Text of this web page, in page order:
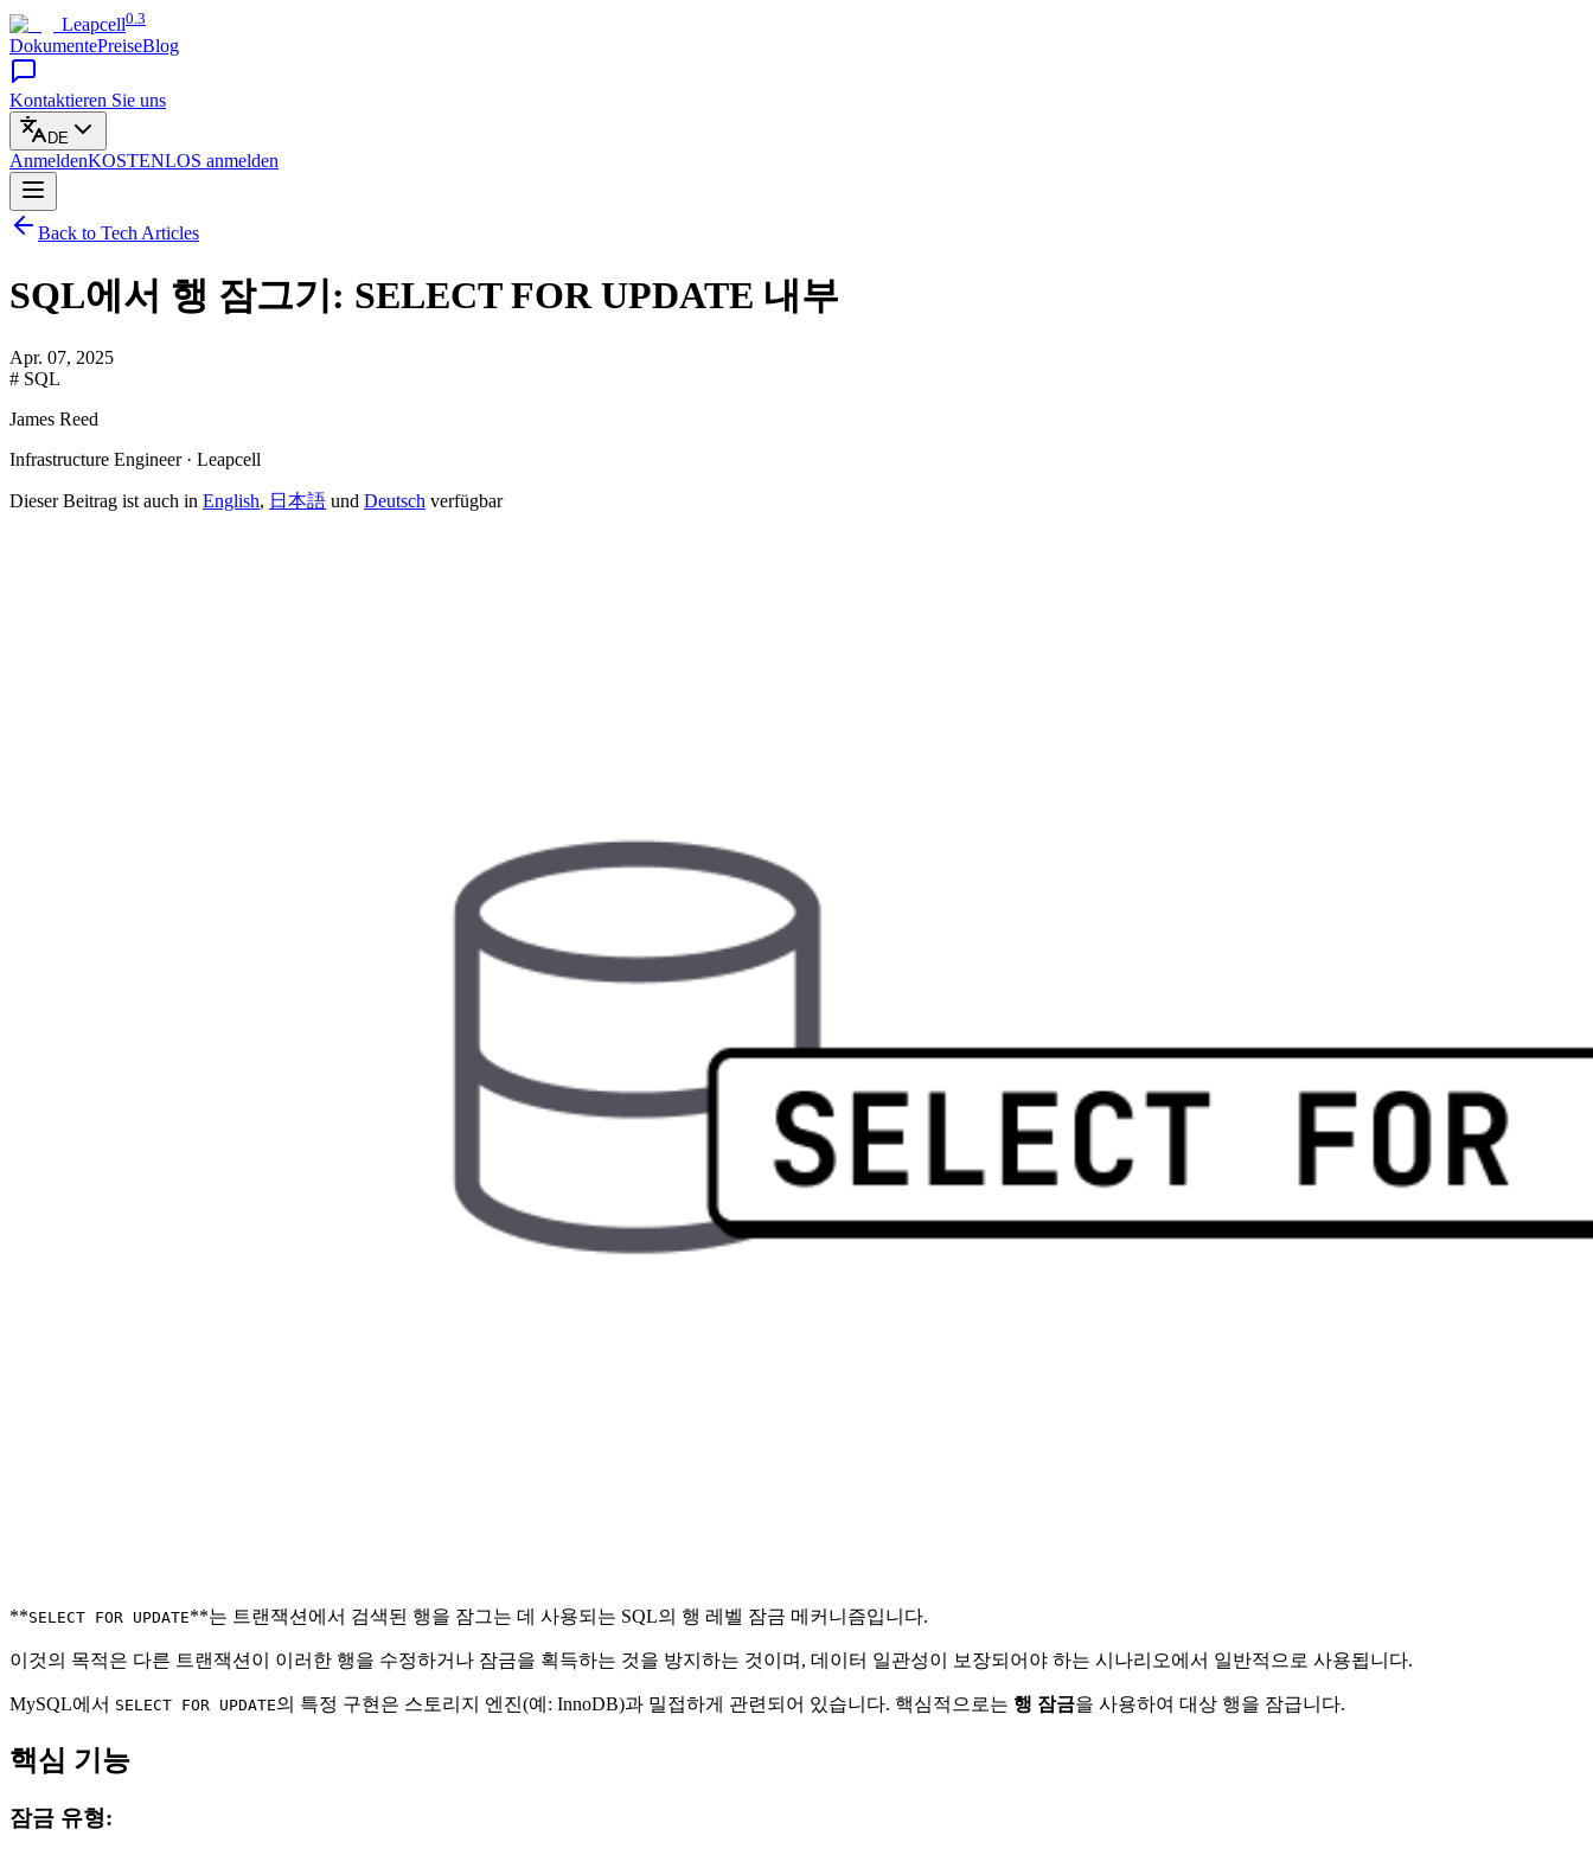
Leapcell0.3
DokumentePreiseBlog
Kontaktieren Sie uns
DE
AnmeldenKOSTENLOS anmelden
Back to Tech Articles
SQL에서 행 잠그기: SELECT FOR UPDATE 내부
Apr. 07, 2025
# SQL
James Reed
Infrastructure Engineer · Leapcell
Dieser Beitrag ist auch in English, 日本語 und Deutsch verfügbar
**SELECT FOR UPDATE**는 트랜잭션에서 검색된 행을 잠그는 데 사용되는 SQL의 행 레벨 잠금 메커니즘입니다.
이것의 목적은 다른 트랜잭션이 이러한 행을 수정하거나 잠금을 획득하는 것을 방지하는 것이며, 데이터 일관성이 보장되어야 하는 시나리오에서 일반적으로 사용됩니다.
MySQL에서 SELECT FOR UPDATE의 특정 구현은 스토리지 엔진(예: InnoDB)과 밀접하게 관련되어 있습니다. 핵심적으로는 행 잠금을 사용하여 대상 행을 잠급니다.
핵심 기능
잠금 유형: